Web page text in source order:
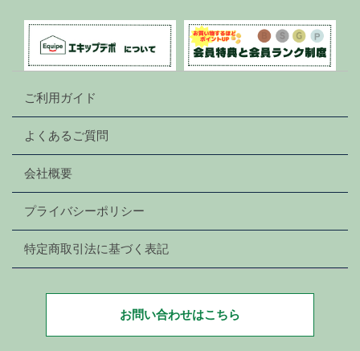
ご利用ガイド
よくあるご質問
会社概要
プライバシーポリシー
特定商取引法に基づく表記
お問い合わせはこちら